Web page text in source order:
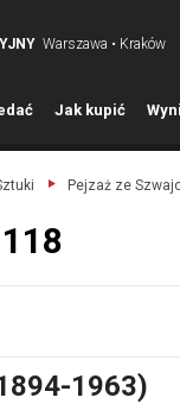
Warszawa • Kraków
Jak kupić W
Pejzaż ze
1963)